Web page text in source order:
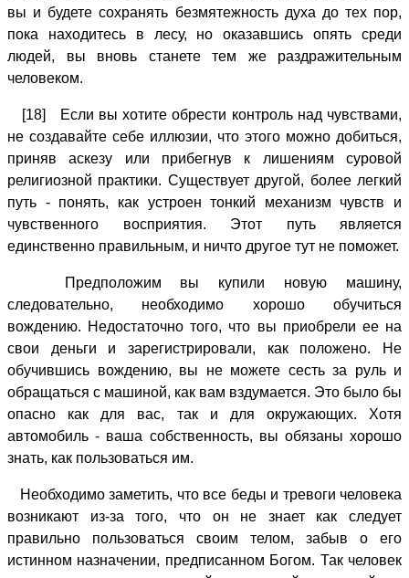
вы и будете сохранять безмятежность духа до тех пор,
пока находитесь в лесу, но оказавшись опять среди
людей, вы вновь станете тем же раздражительным
человеком.
[18] Если вы хотите обрести контроль над чувствами,
не создавайте себе иллюзии, что этого можно добиться,
приняв аскезу или прибегнув к лишениям суровой
религиозной практики. Существует другой, более легкий
путь - понять, как устроен тонкий механизм чувств и
чувственного восприятия. Этот путь является
единственно правильным, и ничто другое тут не поможет.
Предположим вы купили новую машину,
следовательно, необходимо хорошо обучиться
вождению. Недостаточно того, что вы приобрели ее на
свои деньги и зарегистрировали, как положено. Не
обучившись вождению, вы не можете сесть за руль и
обращаться с машиной, как вам вздумается. Это было бы
опасно как для вас, так и для окружающих. Хотя
автомобиль - ваша собственность, вы обязаны хорошо
знать, как пользоваться им.
Необходимо заметить, что все беды и тревоги человека
возникают из-за того, что он не знает как следует
правильно пользоваться своим телом, забыв о его
истинном назначении, предписанном Богом. Так человек